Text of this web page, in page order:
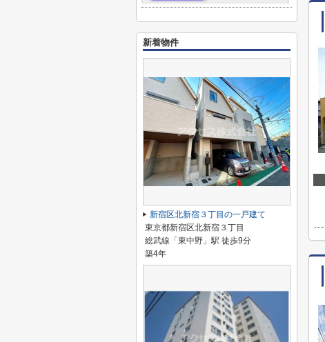
新着物件
新宿区北新宿３丁目の一戸建て
東京都新宿区北新宿３丁目
総武線「東中野」駅 徒歩9分
築4年